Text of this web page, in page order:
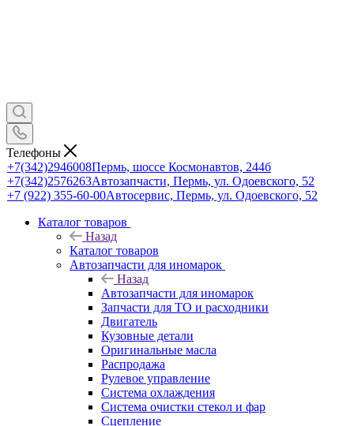
Телефоны
+7(342)2946008Пермь, шоссе Космонавтов, 244б
+7(342)2576263Автозапчасти, Пермь, ул. Одоевского, 52
+7 (922) 355-60-00Автосервис, Пермь, ул. Одоевского, 52
Каталог товаров
Назад
Каталог товаров
Автозапчасти для иномарок
Назад
Автозапчасти для иномарок
Запчасти для ТО и расходники
Двигатель
Кузовные детали
Оригинальные масла
Распродажа
Рулевое управление
Система охлаждения
Система очистки стекол и фар
Сцепление